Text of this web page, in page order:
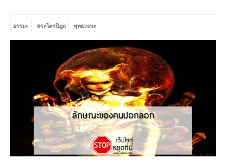
ธรรมะ พระไตรปิฎก พุทธวจนะ